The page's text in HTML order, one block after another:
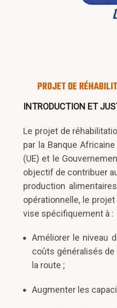
PROJET DE
INTRODUCTION ET
Le projet de
par la Banque
(UE) et le
objectif de contribuer
production
opérationnelle, le
vise spécifiquement à :
Améliorer le niveau
coûts généralisés
la route ;
Augmenter les